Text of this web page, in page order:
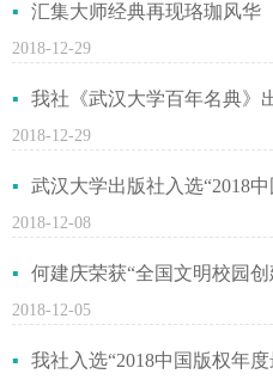
汇集大师经典再现珞珈风华
2018-12-29
我社《武汉大学百年名典》出版工程获评首届
2018-12-29
武汉大学出版社入选“2018中国版
2018-12-08
何建庆荣获“全国文明校园
2018-12-05
我社入选“2018中国版权年